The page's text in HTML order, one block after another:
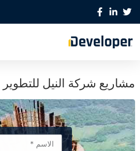
مشاريع شركة النيل للتطوير